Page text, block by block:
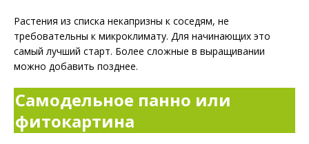
Растения из списка некапризны к соседям, не
требовательны к микроклимату. Для начинающих это
самый лучший старт. Более сложные в выращивании
можно добавить позднее.
Самодельное панно или
фитокартина